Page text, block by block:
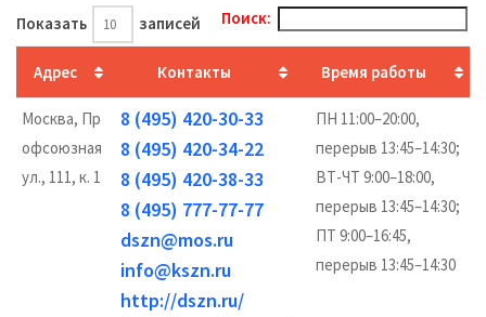
Показать записей Поиск:
Адрес Контакты Время работы
Москва, Пр
офсоюзная
ул., 111, к. 1
8 (495) 420-30-33
8 (495) 420-34-22
8 (495) 420-38-33
8 (495) 777-77-77
dszn@mos.ru
info@kszn.ru
http://dszn.ru/
ПН 11:00–20:00,
перерыв 13:45–14:30;
ВТ-ЧТ 9:00–18:00,
перерыв 13:45–14:30;
ПТ 9:00–16:45,
перерыв 13:45–14:30